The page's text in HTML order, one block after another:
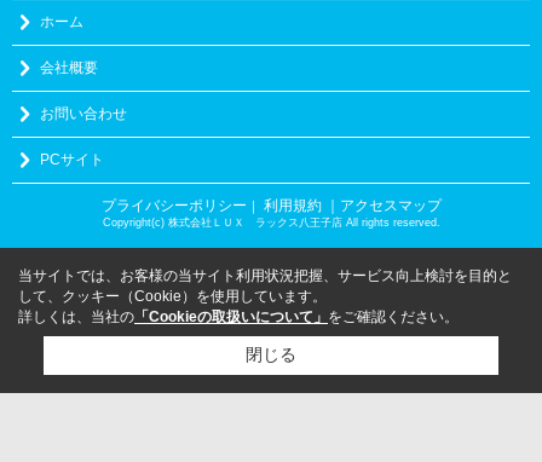
ホーム
会社概要
お問い合わせ
PCサイト
プライバシーポリシー ｜ 利用規約 ｜アクセスマップ
Copyright(c) 株式会社ＬＵＸ ラックス八王子店 All rights reserved.
当サイトでは、お客様の当サイト利用状況把握、サービス向上検討を目的と
して、クッキー（Cookie）を使用しています。
詳しくは、当社の 「Cookieの取扱いについて」 をご確認ください。
閉じる